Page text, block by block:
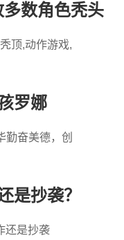
数角色秃头
顶,动作游戏,
罗娜
奋美德，创
是抄袭？
还是抄袭